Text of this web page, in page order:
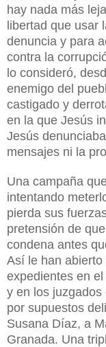
hay nada más
libertad que usar
denuncia y para
contra la
lo consideró,
enemigo del
castigado y
en la que Jesús
Jesús
mensajes ni la
Una campaña
intentando
pierda sus
pretensión de
condena antes
Así le han
expedientes en
y en los
por supuestos
Susana Díaz, a
Granada. Una